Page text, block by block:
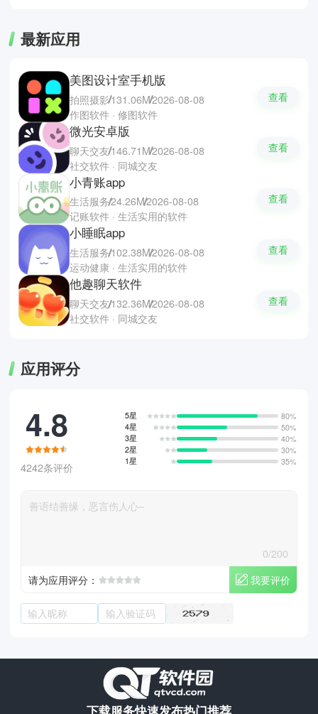
最新应用
美图设计室手机版
拍照摄影131.06M2026-08-08
作图软件 · 修图软件
查看
微光安卓版
聊天交友146.71M2026-08-08
社交软件 · 同城交友
查看
小青账app
生活服务24.26M2026-08-08
记账软件 · 生活实用的软件
查看
小睡眠app
生活服务102.38M2026-08-08
运动健康 · 生活实用的软件
查看
他趣聊天软件
聊天交友132.36M2026-08-08
社交软件 · 同城交友
查看
应用评分
4.8
4242条评价
5星
80%
4星
50%
3星
40%
2星
30%
1星
35%
0/200
请为应用评分：
我要评价
下载服务快速发布热门推荐